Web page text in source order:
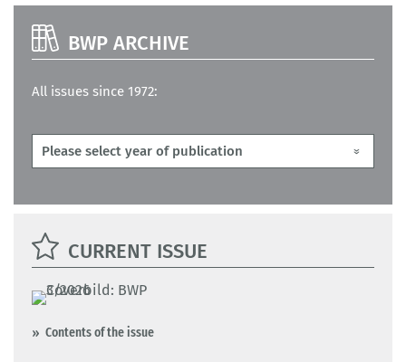
BWP ARCHIVE
All issues since 1972:
CURRENT ISSUE
Contents of the issue